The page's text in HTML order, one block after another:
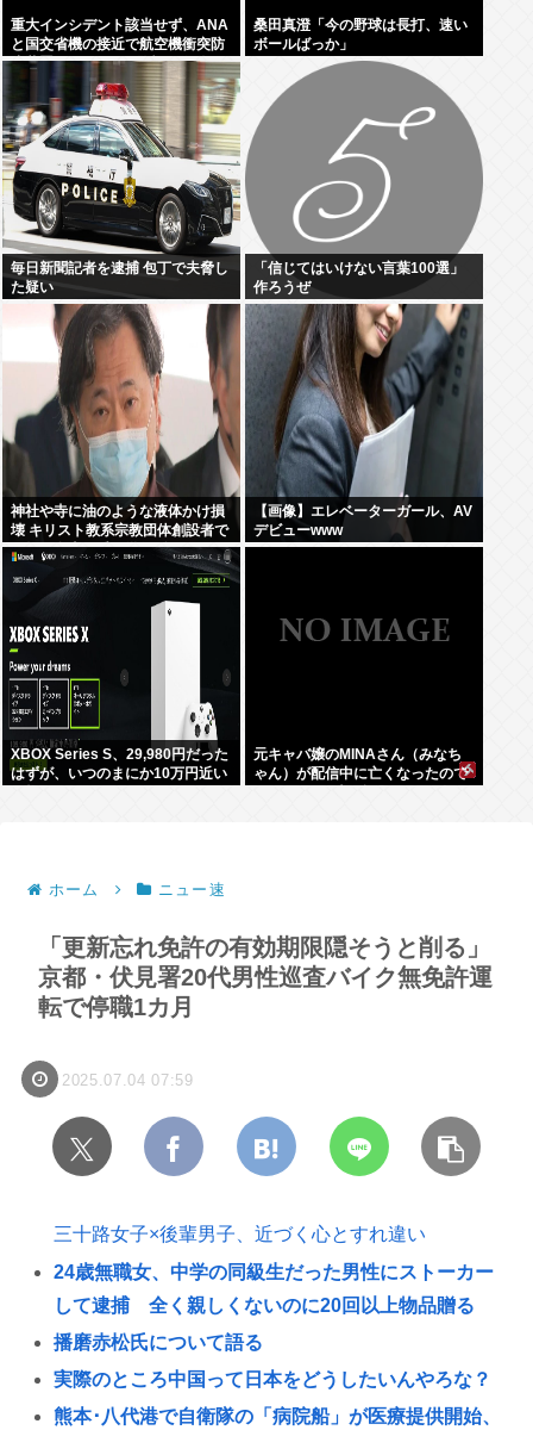
重大インシデント該当せず、ANA
と国交省機の接近で航空機衝突防
止装置（TCAS）の警報が作動し
たトラブル、羽田空港沖、全日空
に通知
桑田真澄「今の野球は長打、速い
ボールばっか」
毎日新聞記者を逮捕 包丁で夫脅し
た疑い
「信じてはいけない言葉100選」
作ろうぜ
神社や寺に油のような液体かけ損
壊 キリスト教系宗教団体創設者で
医師の金山昌秀に懲役1年6か月、
【画像】エレベーターガール、AV
デビューwww
XBOX Series S、29,980円だった
はずが、いつのまにか10万円近い
元キャバ嬢のMINAさん（みなち
ゃん）が配信中に亡くなったので
ホーム ニュー速
「更新忘れ免許の有効期限隠そうと削る」
京都・伏見署20代男性巡査バイク無免許運
転で停職1カ月
2025.07.04 07:59
三十路女子×後輩男子、近づく心とすれ違い
24歳無職女、中学の同級生だった男性にストーカー
して逮捕 全く親しくないのに20回以上物品贈る
播磨赤松氏について語る
実際のところ中国って日本をどうしたいんやろな？
熊本･八代港で自衛隊の「病院船」が医療提供開始、